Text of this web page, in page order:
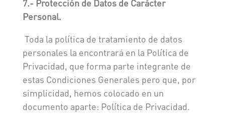
7.- Protección de Datos de Carácter
Personal.
Toda la política de tratamiento de datos
personales la encontrará en la Política de
Privacidad, que forma parte integrante de
estas Condiciones Generales pero que, por
simplicidad, hemos colocado en un
documento aparte: Política de Privacidad.